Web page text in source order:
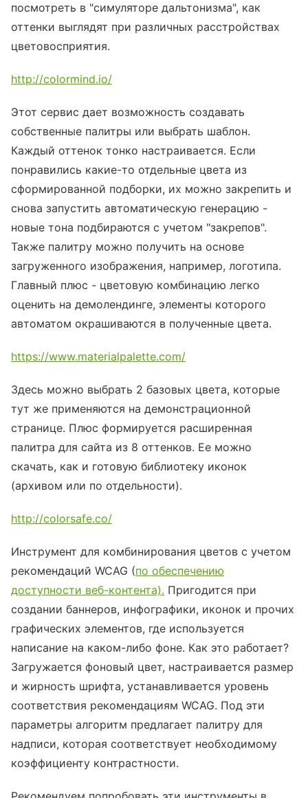
посмотреть в "симуляторе дальтонизма", как
оттенки выглядят при различных расстройствах
цветовосприятия.
http://colormind.io/
Этот сервис дает возможность создавать
собственные палитры или выбрать шаблон.
Каждый оттенок тонко настраивается. Если
понравились какие-то отдельные цвета из
сформированной подборки, их можно закрепить и
снова запустить автоматическую генерацию -
новые тона подбираются с учетом "закрепов".
Также палитру можно получить на основе
загруженного изображения, например, логотипа.
Главный плюс - цветовую комбинацию легко
оценить на демолендинге, элементы которого
автоматом окрашиваются в полученные цвета.
https://www.materialpalette.com/
Здесь можно выбрать 2 базовых цвета, которые
тут же применяются на демонстрационной
странице. Плюс формируется расширенная
палитра для сайта из 8 оттенков. Ее можно
скачать, как и готовую библиотеку иконок
(архивом или по отдельности).
http://colorsafe.co/
Инструмент для комбинирования цветов с учетом
рекомендаций WCAG (по обеспечению
доступности веб-контента). Пригодится при
создании баннеров, инфографики, иконок и прочих
графических элементов, где используется
написание на каком-либо фоне. Как это работает?
Загружается фоновый цвет, настраивается размер
и жирность шрифта, устанавливается уровень
соответствия рекомендациям WCAG. Под эти
параметры алгоритм предлагает палитру для
надписи, которая соответствует необходимому
коэффициенту контрастности.